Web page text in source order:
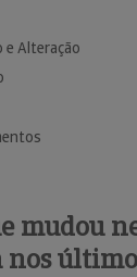
Alteração
mudou
nos